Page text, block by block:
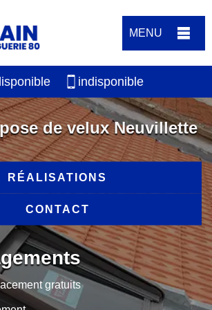
MENU
indisponible
de velux Neuvillette
RÉALISATIONS
CONTACT
gratuits